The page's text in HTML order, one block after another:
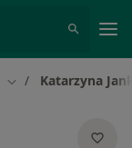
Zmień miasto
Katarzyna